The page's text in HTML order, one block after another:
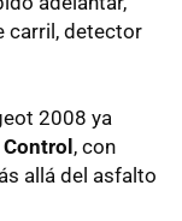
carril, detector
2008 ya
, con
allá del asfalto